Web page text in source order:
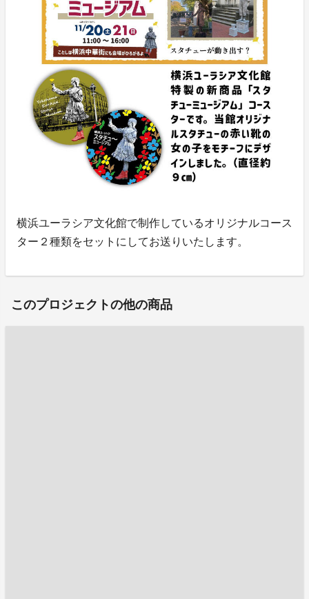
横浜ユーラシア文化館で制作しているオリジナルコース
ター２種類をセットにしてお送りいたします。
このプロジェクトの他の商品